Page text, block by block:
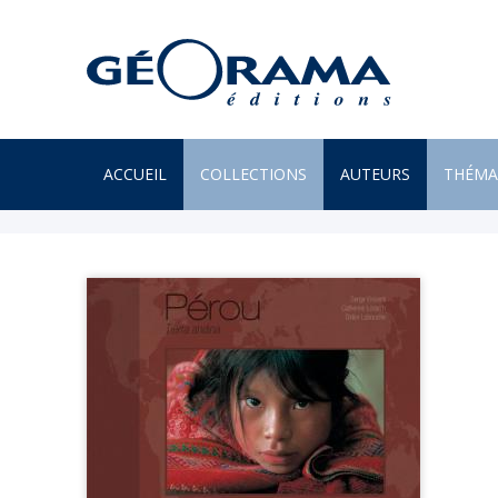
ACCUEIL COLLECTIONS
BEAUX LIVRES
RÉCITS
UN REGARD SUR NOTRE
MONDE
POÉSIE
AUTEURS